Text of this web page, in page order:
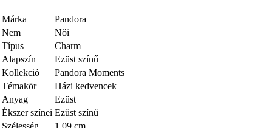
Márka
Pandora
Nem
Női
Típus
Charm
Alapszín
Ezüst színű
Kollekció
Pandora Moments
Témakör
Házi kedvencek
Anyag
Ezüst
Ékszer színei Ezüst színű
Szélesség
1,09 cm